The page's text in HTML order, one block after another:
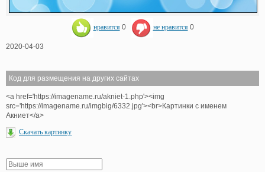
нравится 0 не нравится 0
2020-04-03
Код для размещения на других сайтах
<a href='https://imagename.ru/akniet-1.php'><img
src='https://imagename.ru/imgbig/6332.jpg'><br>Картинки с именем
Акниет</a>
Скачать картинку